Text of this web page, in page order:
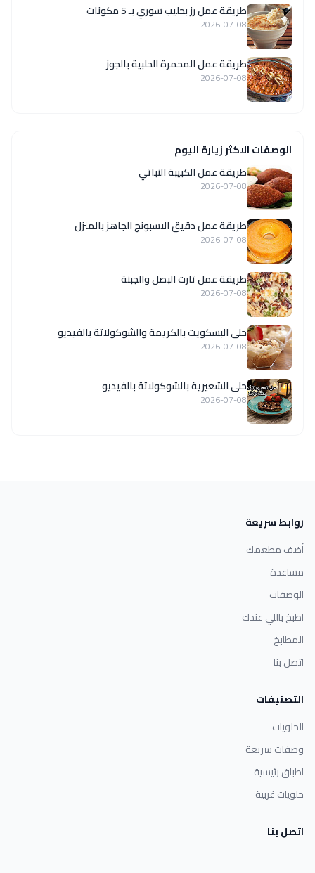
طريقة عمل رز بحليب سوري بـ 5 مكونات
2026-07-08
طريقة عمل المحمرة الحلبية بالجوز
2026-07-08
الوصفات الاكثر زيارة اليوم
طريقة عمل الكبيبة النباتي
2026-07-08
طريقة عمل دقيق الاسبونج الجاهز بالمنزل
2026-07-08
طريقة عمل تارت البصل والجبنة
2026-07-08
حلى البسكويت بالكريمة والشوكولاتة بالفيديو
2026-07-08
حلى الشعيرية بالشوكولاتة بالفيديو
2026-07-08
روابط سريعة
أضف مطعمك
مساعدة
الوصفات
اطبخ باللي عندك
المطابخ
اتصل بنا
التصنيفات
الحلويات
وصفات سريعة
اطباق رئيسية
حلويات غربية
اتصل بنا